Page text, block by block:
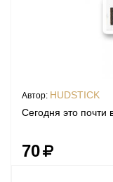
Автор: HUDSTICK
Сегодня это почти
70